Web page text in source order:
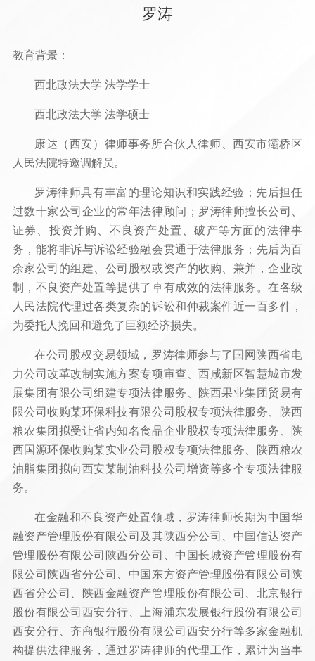
罗涛
教育背景：
西北政法大学 法学学士
西北政法大学 法学硕士
康达（西安）律师事务所合伙人律师、西安市灞桥区
人民法院特邀调解员。
罗涛律师具有丰富的理论知识和实践经验；先后担任
过数十家公司企业的常年法律顾问；罗涛律师擅长公司、
证券、投资并购、不良资产处置、破产等方面的法律事
务，能将非诉与诉讼经验融会贯通于法律服务；先后为百
余家公司的组建、公司股权或资产的收购、兼并，企业改
制，不良资产处置等提供了卓有成效的法律服务。在各级
人民法院代理过各类复杂的诉讼和仲裁案件近一百多件，
为委托人挽回和避免了巨额经济损失。
在公司股权交易领域，罗涛律师参与了国网陕西省电
力公司改革改制实施方案专项审查、西咸新区智慧城市发
展集团有限公司组建专项法律服务、陕西果业集团贸易有
限公司收购某环保科技有限公司股权专项法律服务、陕西
粮农集团拟受让省内知名食品企业股权专项法律服务、陕
西国源环保收购某实业公司股权专项法律服务、陕西粮农
油脂集团拟向西安某制油科技公司增资等多个专项法律服
务。
在金融和不良资产处置领域，罗涛律师长期为中国华
融资产管理股份有限公司及其陕西分公司、中国信达资产
管理股份有限公司陕西分公司、中国长城资产管理股份有
限公司陕西省分公司、中国东方资产管理股份有限公司陕
西省分公司、陕西金融资产管理股份有限公司、北京银行
股份有限公司西安分行、上海浦东发展银行股份有限公司
西安分行、齐商银行股份有限公司西安分行等多家金融机
构提供法律服务，通过罗涛律师的代理工作，累计为当事